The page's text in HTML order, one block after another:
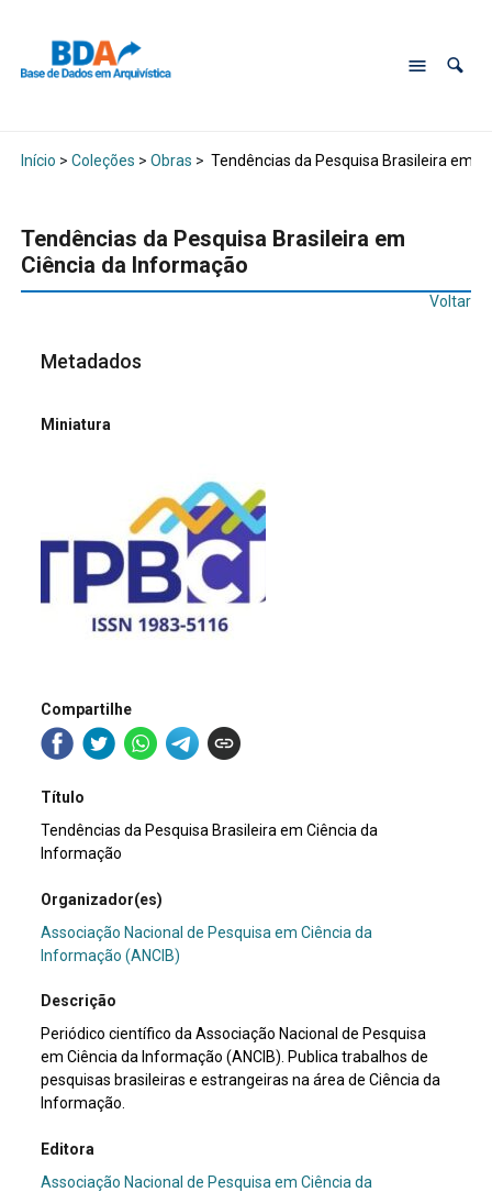
Início > Coleções > Obras > Tendências da Pesquisa Brasileira em
Tendências da Pesquisa Brasileira em
Ciência da Informação
Voltar
Metadados
Miniatura
Compartilhe
Título
Tendências da Pesquisa Brasileira em Ciência da
Informação
Organizador(es)
Associação Nacional de Pesquisa em Ciência da
Informação (ANCIB)
Descrição
Periódico científico da Associação Nacional de Pesquisa
em Ciência da Informação (ANCIB). Publica trabalhos de
pesquisas brasileiras e estrangeiras na área de Ciência da
Informação.
Editora
Associação Nacional de Pesquisa em Ciência da